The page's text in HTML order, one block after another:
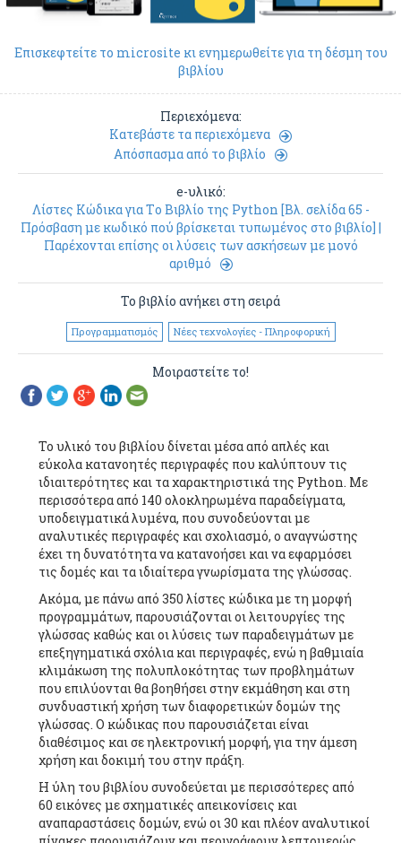
Επισκεφτείτε το microsite κι ενημερωθείτε για τη δέσμη του
βιβλίου
Περιεχόμενα:
Κατεβάστε τα περιεχόμενα
Απόσπασμα από το βιβλίο
e-υλικό:
Λίστες Κώδικα για Tο Βιβλίο της Python [Βλ. σελίδα 65 -
Πρόσβαση με κωδικό πού βρίσκεται τυπωμένος στο βιβλίο] |
Παρέχονται επίσης οι λύσεις των ασκήσεων με μονό
αριθμό
Το βιβλίο ανήκει στη σειρά
Προγραμματισμός Νέες τεχνολογίες - Πληροφορική
Μοιραστείτε το!
Το υλικό του βιβλίου δίνεται μέσα από απλές και
εύκολα κατανοητές περιγραφές που καλύπτουν τις
ιδιαιτερότητες και τα χαρακτηριστικά της Python. Με
περισσότερα από 140 ολοκληρωμένα παραδείγματα,
υποδειγματικά λυμένα, που συνοδεύονται με
αναλυτικές περιγραφές και σχολιασμό, ο αναγνώστης
έχει τη δυνατότητα να κατανοήσει και να εφαρμόσει
τις δομές και τα ιδιαίτερα γνωρίσματα της γλώσσας.
Ακόμα, με πάνω από 350 λίστες κώδικα με τη μορφή
προγραμμάτων, παρουσιάζονται οι λειτουργίες της
γλώσσας καθώς και οι λύσεις των παραδειγμάτων με
επεξηγηματικά σχόλια και περιγραφές, ενώ η βαθμιαία
κλιμάκωση της πολυπλοκότητας των προβλημάτων
που επιλύονται θα βοηθήσει στην εκμάθηση και στη
συνδυαστική χρήση των διαφορετικών δομών της
γλώσσας. Ο κώδικας που παρουσιάζεται είναι
διαθέσιμος και σε ηλεκτρονική μορφή, για την άμεση
χρήση και δοκιμή του στην πράξη.
Η ύλη του βιβλίου συνοδεύεται με περισσότερες από
60 εικόνες με σχηματικές απεικονίσεις και
αναπαραστάσεις δομών, ενώ οι 30 και πλέον αναλυτικοί